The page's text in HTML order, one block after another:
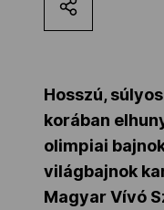
NOB
Hosszú,
korában
olimpiai
világbajnok
Magyar Vívó